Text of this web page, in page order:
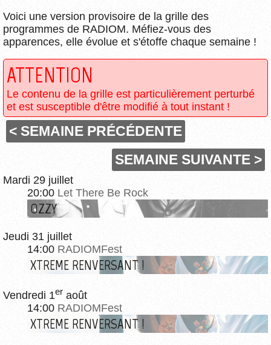
Voici une version provisoire de la grille des
programmes de RADIOM. Méfiez-vous des
apparences, elle évolue et s'étoffe chaque semaine !
ATTENTION
Le contenu de la grille est particulièrement perturbé
et est susceptible d'être modifié à tout instant !
< SEMAINE PRÉCÉDENTE
SEMAINE SUIVANTE >
Mardi 29 juillet
20:00 Let There Be Rock
OZZY
Jeudi 31 juillet
14:00 RADIOMFest
XTREME RENVERSANT !
Vendredi 1er août
14:00 RADIOMFest
XTREME RENVERSANT !